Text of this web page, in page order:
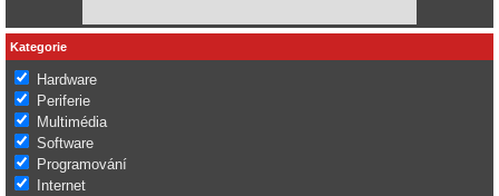
Kategorie
Hardware
Periferie
Multimédia
Software
Programování
Internet